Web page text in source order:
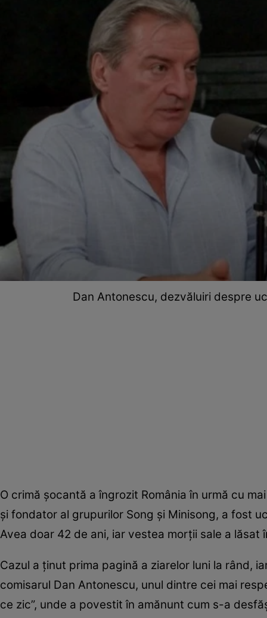
Dan Antonescu, dezvăluiri despre
O crimă șocantă a îngrozit România în urmă cu
și fondator al grupurilor Song și Minisong, a fost
Avea doar 42 de ani, iar vestea morții sale a lăsat
Cazul a ținut prima pagină a ziarelor luni la rând,
comisarul Dan Antonescu, unul dintre cei mai
ce zic”, unde a povestit în amănunt cum s-a